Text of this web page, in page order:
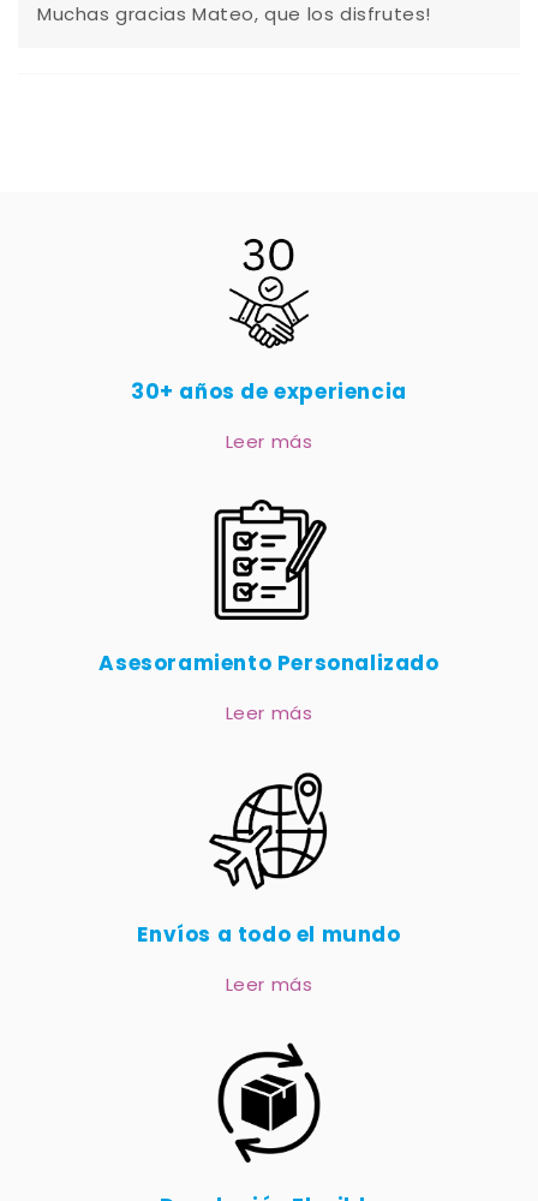
Muchas gracias Mateo, que los disfrutes!
30+ años de experiencia
Leer más
Asesoramiento Personalizado
Leer más
Envíos a todo el mundo
Leer más